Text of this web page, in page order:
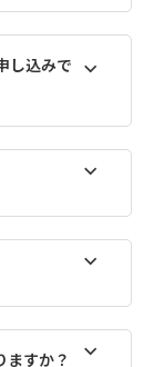
し込みで
ますか？